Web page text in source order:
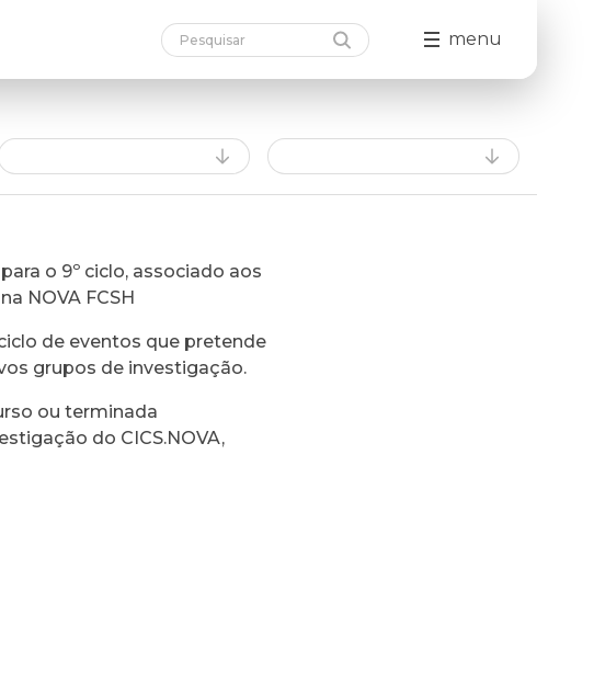
menu
o 9º ciclo, associado aos
NOVA FCSH
de eventos que pretende
grupos de investigação.
ou terminada
do CICS.NOVA,